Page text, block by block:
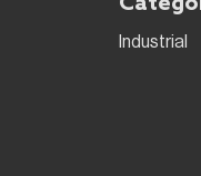
Industrial